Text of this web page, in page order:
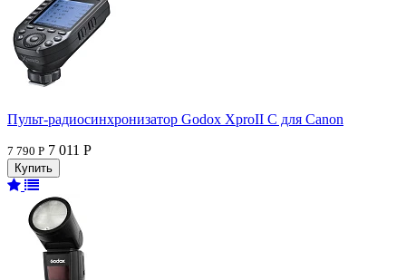
Пульт-радиосинхронизатор Godox XproII C для Canon
7 790 Р 7 011 Р